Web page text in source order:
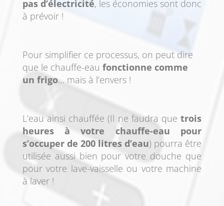
pas d’électricité, les économies sont donc
à prévoir !
Pour simplifier ce processus, on peut dire
que le chauffe-eau fonctionne comme
un frigo… mais à l’envers !
L’eau ainsi chauffée (Il ne faudra que trois
heures à votre chauffe-eau pour
s’occuper de 200 litres d’eau) pourra être
utilisée aussi bien pour votre douche que
pour votre lave-vaisselle ou votre machine
à laver !